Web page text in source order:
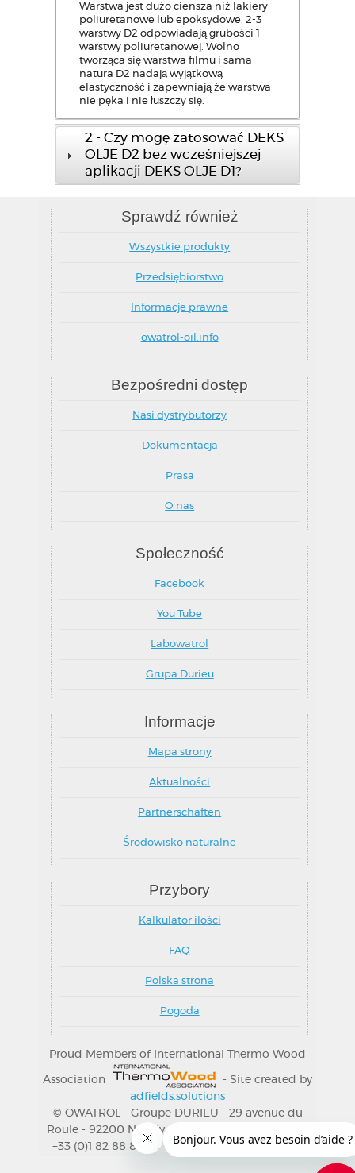
Warstwa jest dużo ciensza niż lakiery
poliuretanowe lub epoksydowe. 2-3
warstwy D2 odpowiadają grubości 1
warstwy poliuretanowej. Wolno
tworząca się warstwa filmu i sama
natura D2 nadają wyjątkową
elastyczność i zapewniają że warstwa
nie pęka i nie łuszczy się.
2 - Czy mogę zatosować DEKS
OLJE D2 bez wcześniejszej
aplikacji DEKS OLJE D1?
Sprawdź również
Wszystkie produkty
Przedsiębiorstwo
Informacje prawne
owatrol-oil.info
Bezpośredni dostęp
Nasi dystrybutorzy
Dokumentacja
Prasa
O nas
Społeczność
Facebook
You Tube
Labowatrol
Grupa Durieu
Informacje
Mapa strony
Aktualności
Partnerschaften
Środowisko naturalne
Przybory
Kalkulator ilości
FAQ
Polska strona
Pogoda
Proud Members of International Thermo Wood
Association
- Site created by
adfields.solutions
© OWATROL - Groupe DURIEU - 29 avenue du
Roule - 92200 Neuilly s/Seine (Francja) - Telefon:
+33 (0)1 82 88 83 65 - Fax: +33 (0) 160 86 84 84